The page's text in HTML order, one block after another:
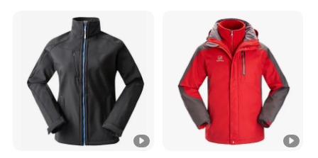
Verstellbare,abnehmbare,helmkompatibl
e Kapuze
hält die Elemente drauBen, wenn du es
brauchst
-Durchgehender ReiBverschluss mit
Blende weist
Feuchtigkeit ab